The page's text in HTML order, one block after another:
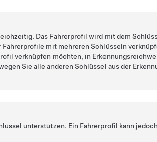
Das Fahrerprofil wird mit dem
mit mehreren Schlüsseln
verknüpfen möchten, in
Sie alle anderen Schlüssel aus der
unterstützen. Ein Fahrerprofil kann